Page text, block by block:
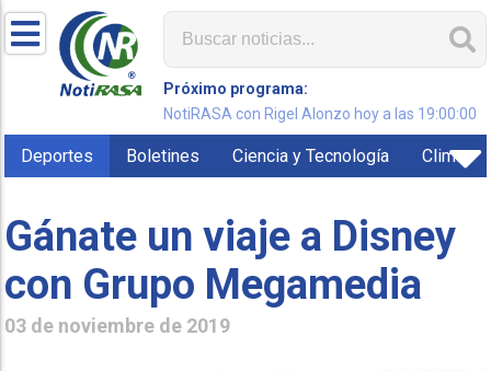
Próximo programa:
NotiRASA con Rigel Alonzo hoy a las 19:00:00
Deportes Boletines Ciencia y Tecnología Clima
Gánate un viaje a Disney
con Grupo Megamedia
03 de noviembre de 2019